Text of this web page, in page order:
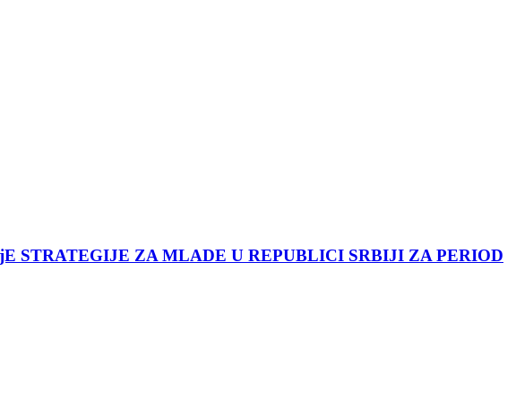
STRATEGIJE ZA MLADE U REPUBLICI SRBIJI ZA PERIOD